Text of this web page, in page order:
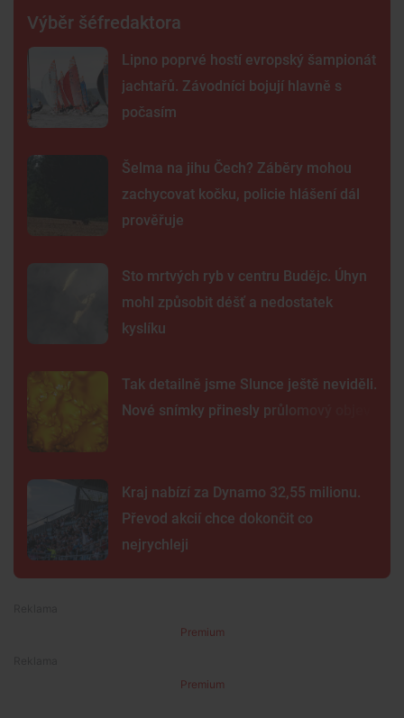
Výběr šéfredaktora
Lipno poprvé hostí evropský šampionát
jachtařů. Závodníci bojují hlavně s
počasím
Šelma na jihu Čech? Záběry mohou
zachycovat kočku, policie hlášení dál
prověřuje
Sto mrtvých ryb v centru Budějc. Úhyn
mohl způsobit déšť a nedostatek
kyslíku
Tak detailně jsme Slunce ještě neviděli.
Nové snímky přinesly průlomový objev
Kraj nabízí za Dynamo 32,55 milionu.
Převod akcií chce dokončit co
nejrychleji
Premium
Premium